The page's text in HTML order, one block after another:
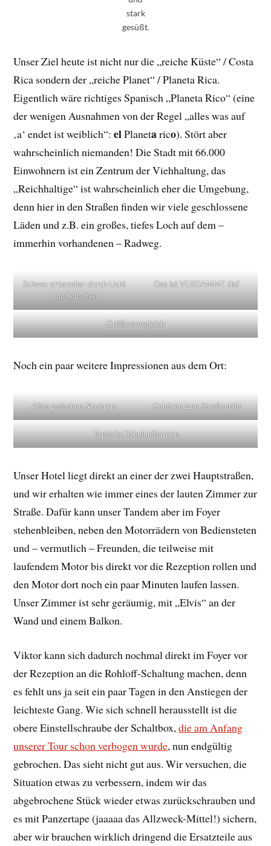
stark
gesüßt.
Unser Ziel heute ist nicht nur die „reiche Küste“ / Costa
Rica sondern der „reiche Planet“ / Planeta Rica.
Eigentlich wäre richtiges Spanisch „Planeta Rico“ (eine
der wenigen Ausnahmen von der Regel „alles was auf
‚a‘ endet ist weiblich“:elPlanetarico). Stört aber
wahrscheinlich niemanden! Die Stadt mit 66.000
Einwohnern ist ein Zentrum der Viehhaltung, das
„Reichhaltige“ ist wahrscheinlich eher die Umgebung,
denn hier in den Straßen finden wir viele geschlossene
Läden und z.B. ein großes, tiefes Loch auf dem –
immerhin vorhandenen – Radweg.
Schwer erkannbar durch Licht
und Schatten
Das ist VERDAMMT tief
Größenvergleich
Noch ein paar weitere Impressionen aus dem Ort:
Altes zwischen Neuerem Gehören zum Straßenbild
Typische Schuluniformen
Unser Hotel liegt direkt an einer der zwei Hauptstraßen,
und wir erhalten wie immer eines der lauten Zimmer zur
Straße. Dafür kann unser Tandem aber im Foyer
stehenbleiben, neben den Motorrädern von Bediensteten
und – vermutlich – Freunden, die teilweise mit
laufendem Motor bis direkt vor die Rezeption rollen und
den Motor dort noch ein paar Minuten laufen lassen.
Unser Zimmer ist sehr geräumig, mit „Elvis“ an der
Wand und einem Balkon.
Viktor kann sich dadurch nochmal direkt im Foyer vor
der Rezeption an die Rohloff-Schaltung machen, denn
es fehlt uns ja seit ein paar Tagen in den Anstiegen der
leichteste Gang. Wie sich schnell herausstellt ist die
obere Einstellschraube der Schaltbox,die am Anfang
unserer Tour schon verbogen wurde, nun endgültig
gebrochen. Das sieht nicht gut aus. Wir versuchen, die
Situation etwas zu verbessern, indem wir das
abgebrochene Stück wieder etwas zurückschrauben und
es mit Panzertape (jaaaaa das Allzweck-Mittel!) sichern,
aber wir brauchen wirklich dringend die Ersatzteile aus